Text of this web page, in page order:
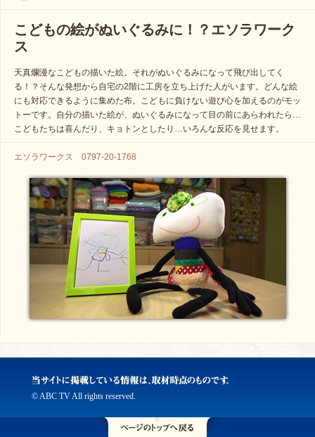
こどもの絵がぬいぐるみに！？エソラワーク
ス
天真爛漫なこどもの描いた絵。それがぬいぐるみになって飛び出してく
る！？そんな発想から自宅の2階に工房を立ち上げた人がいます。どんな絵
にも対応できるように集めた布。こどもに負けない遊び心を加えるのがモッ
トーです。自分の描いた絵が、ぬいぐるみになって目の前にあらわれたら…
こどもたちは喜んだり、キョトンとしたり…いろんな反応を見せます。
エソラワークス 0797-20-1768
© ABC TV All rights reserved.